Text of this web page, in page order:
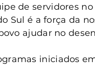
de servidores
Sul é a força da
ajudar no
iniciados